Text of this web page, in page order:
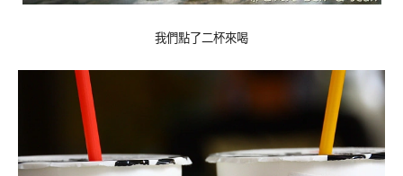
我們點了二杯來喝